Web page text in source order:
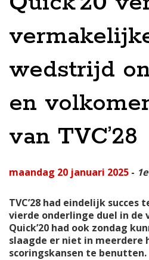
wedstrijd
en
van TVC’28
maandag 20 januari 2025 -
TVC’28 had eindelijk succes
vierde onderlinge duel in de
Quick’20 had ook zondag
slaagde er niet in meerdere
scoringskansen te benutten.